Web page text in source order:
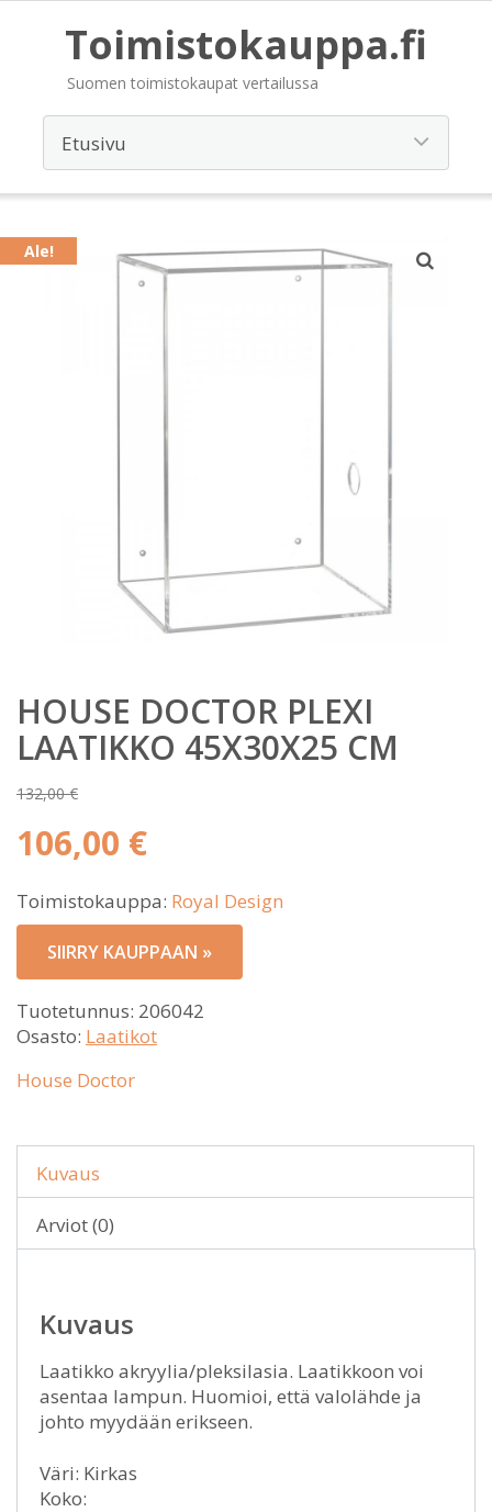
Toimistokauppa.fi
Suomen toimistokaupat vertailussa
Ale!
HOUSE DOCTOR PLEXI
LAATIKKO 45X30X25 CM
132,00€
Alkuperäinen
hinta
132,00 €.
106,00 €
hinta
on:
106,00 €.
Toimistokauppa: Royal Design
SIIRRY KAUPPAAN »
Tuotetunnus: 206042
Osasto: Laatikot
House Doctor
Kuvaus
Arviot (0)
Kuvaus
Laatikko akryylia/pleksilasia. Laatikkoon voi
asentaa lampun. Huomioi, että valolähde ja
johto myydään erikseen.
Väri: Kirkas
Koko: